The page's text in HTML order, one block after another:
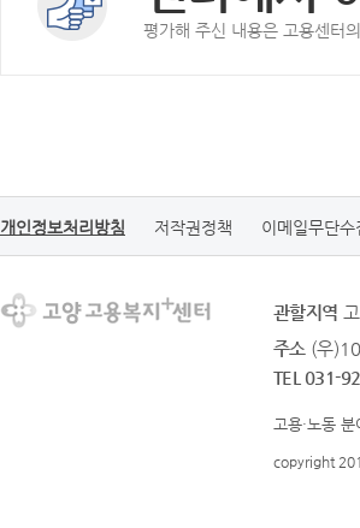
평가해 주신 내용은 고용센터
개인정보처리방침 저작권정책 이메일무단수
관할지역
주소 (우
TEL 031-
고용·노동
copyright